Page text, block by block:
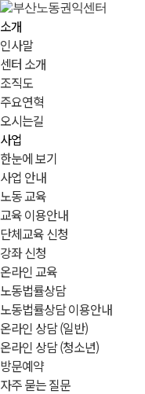
소개
인사말
센터 소개
조직도
주요연혁
오시는길
사업
한눈에 보기
사업 안내
노동 교육
교육 이용안내
단체교육 신청
강좌 신청
온라인 교육
노동법률상담
노동법률상담 이용안내
온라인 상담 (일반)
온라인 상담 (청소년)
방문예약
자주 묻는 질문